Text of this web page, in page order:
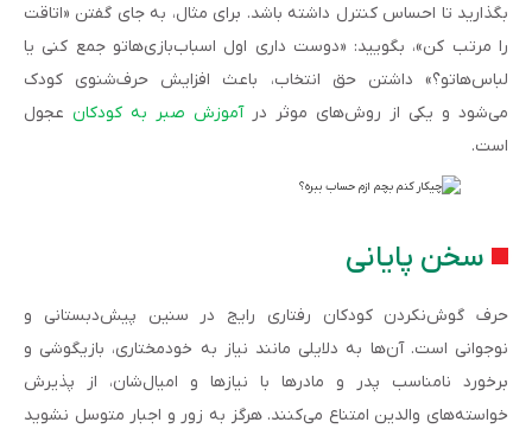
بگذارید تا احساس کنترل داشته باشد. برای مثال، به جای گفتن «اتاقت
را مرتب کن»، بگویید: «دوست داری اول اسباب‌بازی‌هاتو جمع کنی یا
لباس‌هاتو؟» داشتن حق انتخاب، باعث افزایش حرف‌شنوی کودک
می‌شود و یکی از روش‌های موثر درآموزش صبر به کودکان عجول
است.
سخن پایانی
حرف گوش‌نکردن کودکان رفتاری رایج در سنین پیش‌دبستانی و
نوجوانی است. آن‌ها به دلایلی مانند نیاز به خودمختاری، بازیگوشی و
برخورد نامناسب پدر و مادرها با نیازها و امیال‌شان، از پذیرش
خواسته‌های‌ والدین امتناع می‌کنند. هرگز به زور و اجبار متوسل نشوید